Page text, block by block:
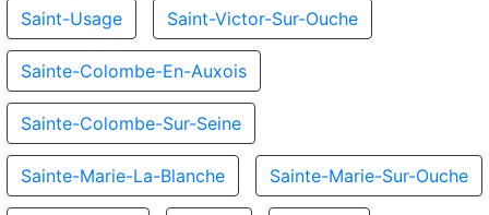
Saint-Usage Saint-Victor-Sur-Ouche
Sainte-Colombe-En-Auxois
Sainte-Colombe-Sur-Seine
Sainte-Marie-La-Blanche Sainte-Marie-Sur-Ouche